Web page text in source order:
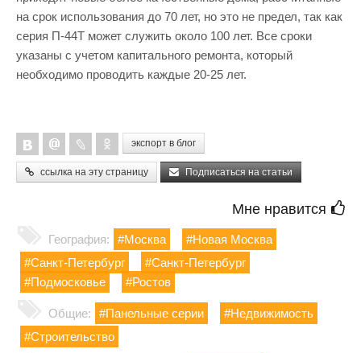
на срок использования до 70 лет, но это не предел, так как
серия П-44Т может служить около 100 лет. Все сроки
указаны с учетом капитального ремонта, который
необходимо проводить каждые 20-25 лет.
экспорт в блог
ссылка на эту страницу Подписаться на статьи
Мне нравится
География: #Москва
#Новая Москва
#Санкт-Петербург
#Санкт-Петербург
#Подмосковье
#Ростов
Общие: #Панельные серии
#Недвижимость
#Строительство